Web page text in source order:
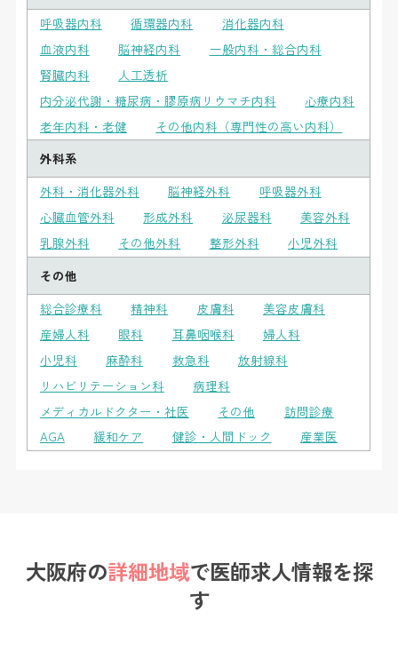
呼吸器内科
循環器内科
消化器内科
血液内科
脳神経内科
一般内科・総合内科
腎臓内科
人工透析
内分泌代謝・糖尿病・膠原病リウマチ内科
心療内科
老年内科・老健
その他内科（専門性の高い内科）
外科系
外科・消化器外科
脳神経外科
呼吸器外科
心臓血管外科
形成外科 泌尿器科
美容外科
乳腺外科
その他外科 整形外科
小児外科
その他
総合診療科
精神科 皮膚科
美容皮膚科
産婦人科
眼科 耳鼻咽喉科
婦人科
小児科
麻酔科 救急科
放射線科
リハビリテーション科
病理科
メディカルドクター・社医
その他
訪問診療
AGA
緩和ケア 健診・人間ドック 産業医
大阪府の詳細地域で医師求人情報を探
す